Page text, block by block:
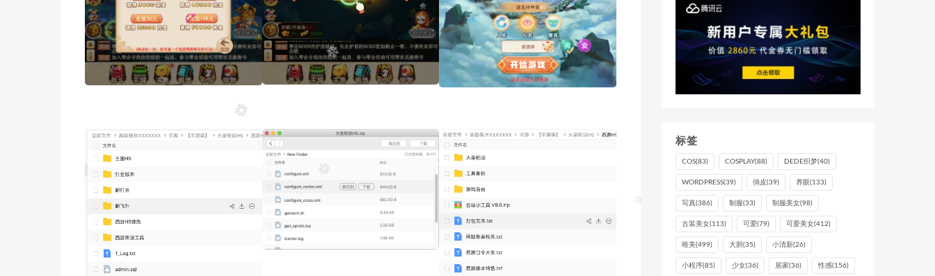
标签
COS(83) COSPLAY(88) DEDE织梦(40)
WORDPRESS(39) 俏皮(39) 养眼(133)
写真(386) 制服(33) 制服美女(98)
古装美女(113) 可爱(79) 可爱美女(412)
唯美(499) 大胆(35) 小清新(26)
小程序(85) 少女(36) 居家(36) 性感(156)